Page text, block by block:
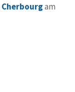
Cherbourgam